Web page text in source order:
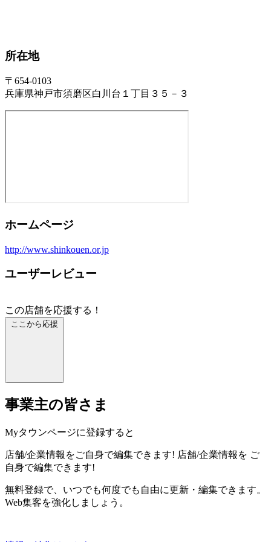
所在地
〒654-0103
兵庫県神戸市須磨区白川台１丁目３５－３
ホームページ
http://www.shinkouen.or.jp
ユーザーレビュー
この店舗を応援する！
ここから応援
事業主の皆さま
Myタウンページに登録すると
店舗/企業情報をご自身で編集できます! 店舗/企業情報を ご
自身で編集できます!
無料登録で、いつでも何度でも自由に更新・編集できます。
Web集客を強化しましょう。